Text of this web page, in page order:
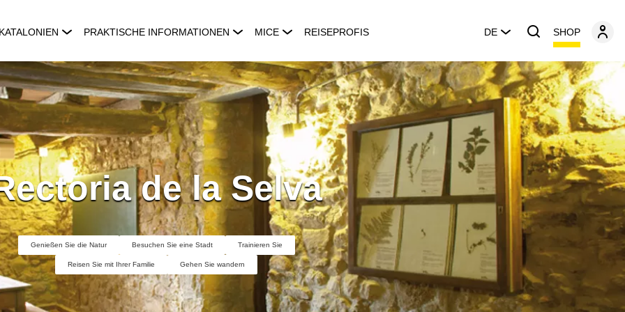
PRAKTISCHE INFORMATIONEN MICE REISEPROFIS DE SHOP
de la Selva
Genießen Sie die Natur Besuchen Sie eine Stadt Trainieren Sie
Reisen Sie mit Ihrer Familie Gehen Sie wandern